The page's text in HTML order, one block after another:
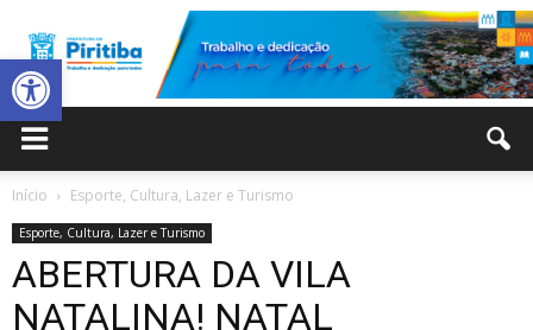
Abrir a barra de ferramentas
Municipal
Início Esporte, Cultura, Lazer e Turismo
Esporte, Cultura, Lazer e Turismo
ABERTURA DA VILA
NATALINA! NATAL